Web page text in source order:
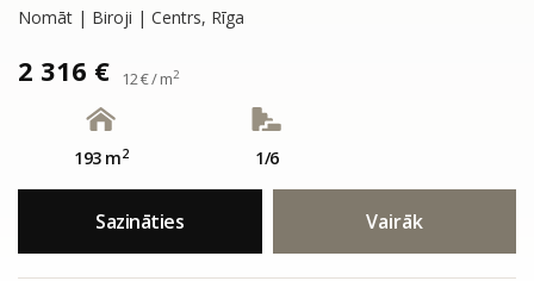
Nomāt | Biroji | Centrs, Rīga
2 316 € 12 € / m2
193 m2 1/6
Sazināties Vairāk